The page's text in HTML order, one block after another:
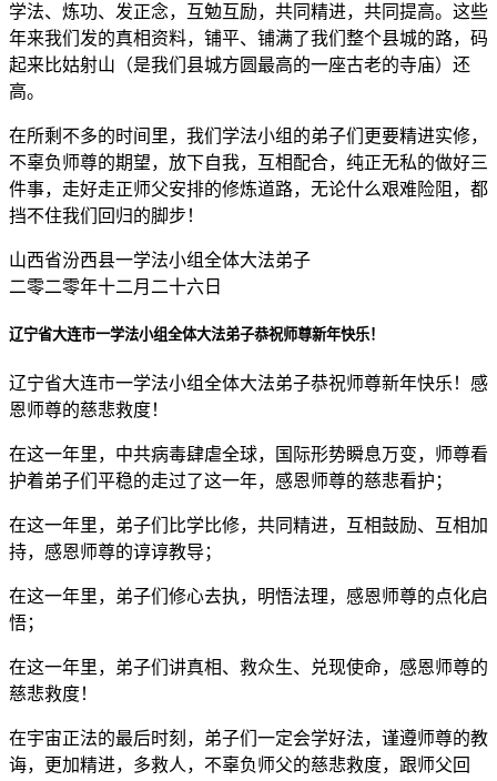
学法、炼功、发正念，互勉互励，共同精进，共同提高。这些
年来我们发的真相资料，铺平、铺满了我们整个县城的路，码
起来比姑射山（是我们县城方圆最高的一座古老的寺庙）还
高。
在所剩不多的时间里，我们学法小组的弟子们更要精进实修，
不辜负师尊的期望，放下自我，互相配合，纯正无私的做好三
件事，走好走正师父安排的修炼道路，无论什么艰难险阻，都
挡不住我们回归的脚步！
山西省汾西县一学法小组全体大法弟子
二零二零年十二月二十六日
辽宁省大连市一学法小组全体大法弟子恭祝师尊新年快乐！
辽宁省大连市一学法小组全体大法弟子恭祝师尊新年快乐！感
恩师尊的慈悲救度！
在这一年里，中共病毒肆虐全球，国际形势瞬息万变，师尊看
护着弟子们平稳的走过了这一年，感恩师尊的慈悲看护；
在这一年里，弟子们比学比修，共同精进，互相鼓励、互相加
持，感恩师尊的谆谆教导；
在这一年里，弟子们修心去执，明悟法理，感恩师尊的点化启
悟；
在这一年里，弟子们讲真相、救众生、兑现使命，感恩师尊的
慈悲救度！
在宇宙正法的最后时刻，弟子们一定会学好法，谨遵师尊的教
诲，更加精进，多救人，不辜负师父的慈悲救度，跟师父回